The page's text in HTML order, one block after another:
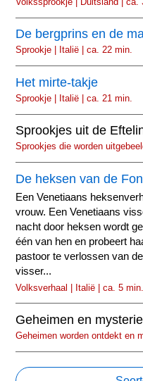
De bergprins en de
Sprookje | Italië | ca. 22 min.
Het mirte-takje
Sprookje | Italië | ca. 21 min.
Sprookjes uit de
Sprookjes die worden
De heksen van de
Een Venetiaans
vrouw. Een Venetiaans
nacht door heksen wordt
één van hen en probeert
pastoor te verlossen van
visser...
Volksverhaal | Italië | ca. 5 min.
Geheimen en
Geheimen worden ontdekt en